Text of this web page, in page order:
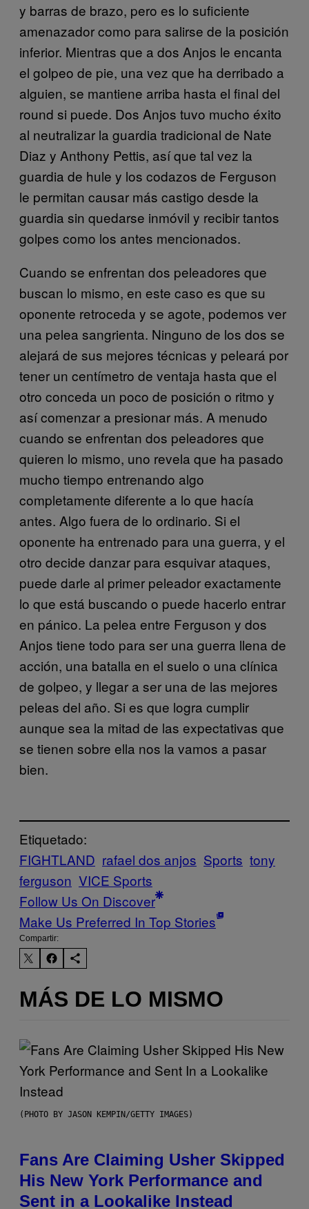
y barras de brazo, pero es lo suficiente
amenazador como para salirse de la posición
inferior. Mientras que a dos Anjos le encanta
el golpeo de pie, una vez que ha derribado a
alguien, se mantiene arriba hasta el final del
round si puede. Dos Anjos tuvo mucho éxito
al neutralizar la guardia tradicional de Nate
Diaz y Anthony Pettis, así que tal vez la
guardia de hule y los codazos de Ferguson
le permitan causar más castigo desde la
guardia sin quedarse inmóvil y recibir tantos
golpes como los antes mencionados.
Cuando se enfrentan dos peleadores que
buscan lo mismo, en este caso es que su
oponente retroceda y se agote, podemos ver
una pelea sangrienta. Ninguno de los dos se
alejará de sus mejores técnicas y peleará por
tener un centímetro de ventaja hasta que el
otro conceda un poco de posición o ritmo y
así comenzar a presionar más. A menudo
cuando se enfrentan dos peleadores que
quieren lo mismo, uno revela que ha pasado
mucho tiempo entrenando algo
completamente diferente a lo que hacía
antes. Algo fuera de lo ordinario. Si el
oponente ha entrenado para una guerra, y el
otro decide danzar para esquivar ataques,
puede darle al primer peleador exactamente
lo que está buscando o puede hacerlo entrar
en pánico. La pelea entre Ferguson y dos
Anjos tiene todo para ser una guerra llena de
acción, una batalla en el suelo o una clínica
de golpeo, y llegar a ser una de las mejores
peleas del año. Si es que logra cumplir
aunque sea la mitad de las expectativas que
se tienen sobre ella nos la vamos a pasar
bien.
Etiquetado:
FIGHTLAND rafael dos anjos Sports tony
ferguson VICE Sports
Follow Us On Discover
Make Us Preferred In Top Stories
Compartir:
MÁS DE LO MISMO
(PHOTO BY JASON KEMPIN/GETTY IMAGES)
Fans Are Claiming Usher Skipped
His New York Performance and
Sent in a Lookalike Instead